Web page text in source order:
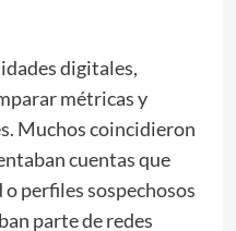
digitales,
métricas y
Muchos coincidieron
cuentas que
perfiles sospechosos
parte de redes